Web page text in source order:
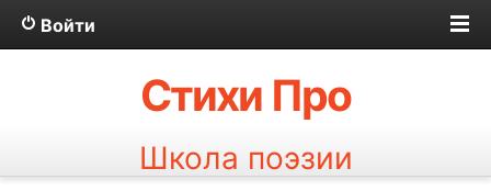
Войти
Стихи Про
Школа поэзии